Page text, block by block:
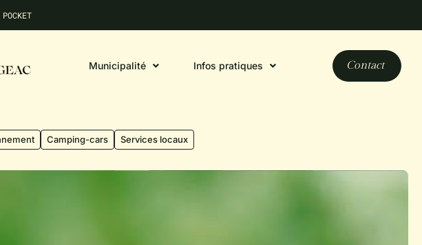
Municipalité Infos pratiques Contact
Camping-cars Services locaux